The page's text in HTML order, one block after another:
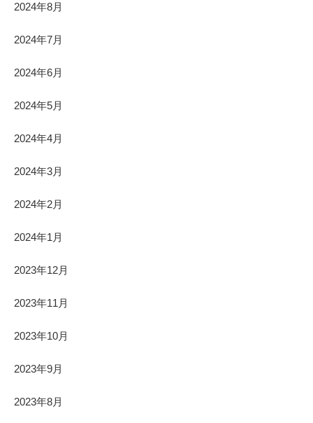
2024年8月
2024年7月
2024年6月
2024年5月
2024年4月
2024年3月
2024年2月
2024年1月
2023年12月
2023年11月
2023年10月
2023年9月
2023年8月